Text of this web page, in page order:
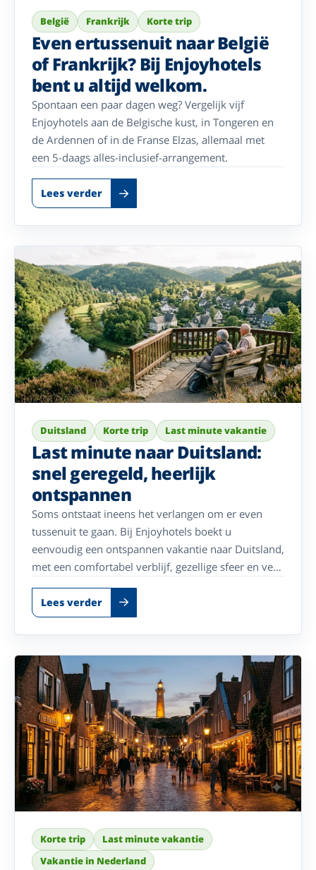
België Frankrijk Korte trip
Even ertussenuit naar België
of Frankrijk? Bij Enjoyhotels
bent u altijd welkom.
Spontaan een paar dagen weg? Vergelijk vijf
Enjoyhotels aan de Belgische kust, in Tongeren en
de Ardennen of in de Franse Elzas, allemaal met
een 5-daags alles-inclusief-arrangement.
Lees verder
Duitsland Korte trip Last minute vakantie
Last minute naar Duitsland:
snel geregeld, heerlijk
ontspannen
Soms ontstaat ineens het verlangen om er even
tussenuit te gaan. Bij Enjoyhotels boekt u
eenvoudig een ontspannen vakantie naar Duitsland,
met een comfortabel verblijf, gezellige sfeer en veel
geniet binnenkort al van een heerlijke vakantie.
Lees verder
Korte trip
Last minute vakantie
Vakantie in Nederland